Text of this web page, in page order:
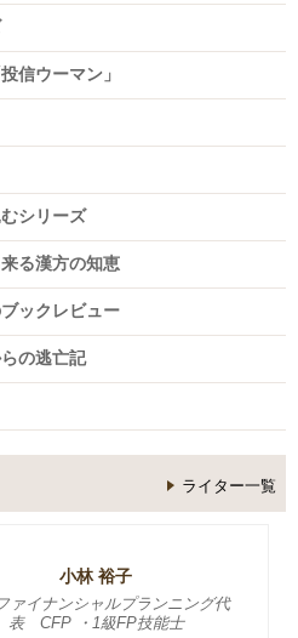
信ウーマン」
シリーズ
る漢方の知恵
ックレビュー
の逃亡記
ライター一覧
小林 裕子
ァイナンシャルプランニング代
表 CFP ・1級FP技能士